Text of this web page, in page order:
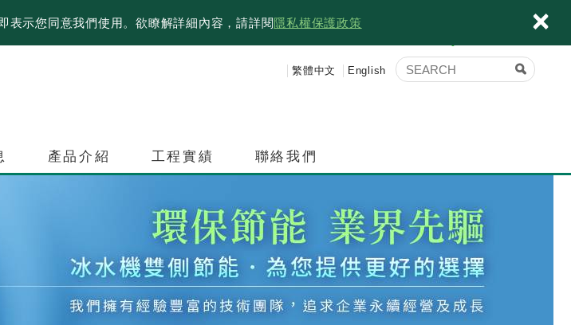
表示您同意我們使用。欲瞭解詳細內容，請詳閱隱私權保護政策 ×
繁體中文 English
產品介紹 工程實績 聯絡我們